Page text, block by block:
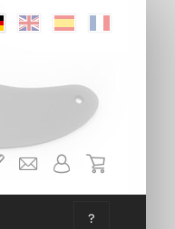
DeutschEnglischSpanisch
?